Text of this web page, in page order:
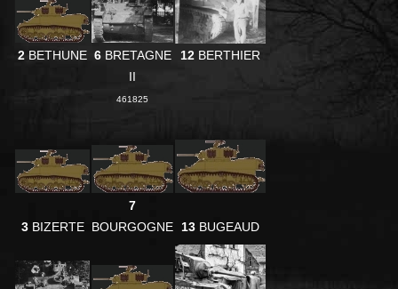
2 BETHUNE 6BRETAGNE
II
461825
12 BERTHIER
3BIZERTE
7
BOURGOGNE
13 BUGEAUD